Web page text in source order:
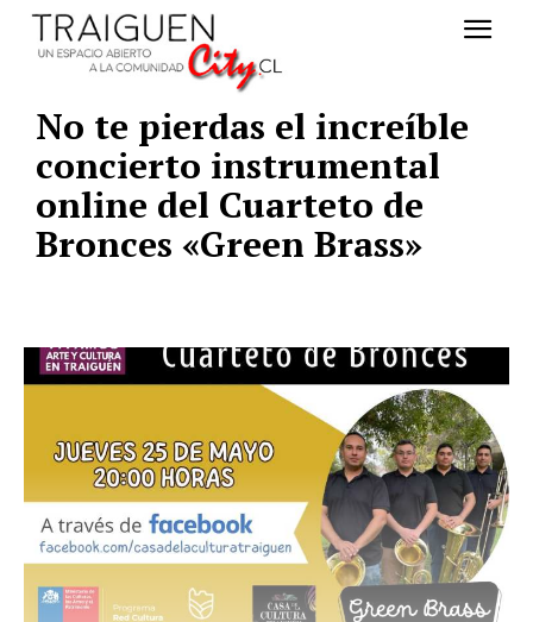
No te pierdas el increíble
concierto instrumental
online del Cuarteto de
Bronces «Green Brass»